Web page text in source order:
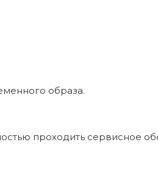
образа.
проходить сервисное